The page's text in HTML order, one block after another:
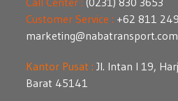
Customer Service : +62 811
marketing@nabatransport.com
Kantor Pusat : Jl. Intan I 19,
Barat 45141